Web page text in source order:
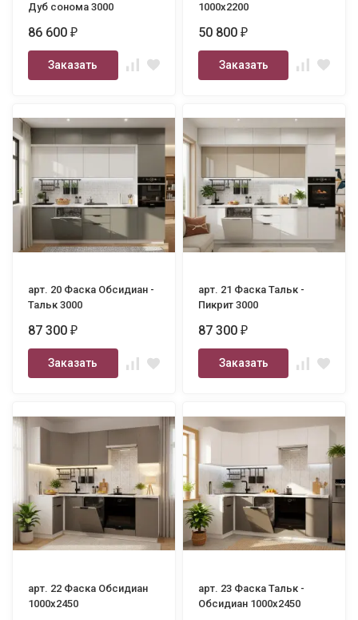
Дуб сонома 3000
86 600₽
Заказать
1000х2200
50 800₽
Заказать
арт. 20 Фаска Обсидиан -
Тальк 3000
87 300₽
Заказать
арт. 21 Фаска Тальк -
Пикрит 3000
87 300₽
Заказать
арт. 22 Фаска Обсидиан
1000х2450
арт. 23 Фаска Тальк -
Обсидиан 1000х2450